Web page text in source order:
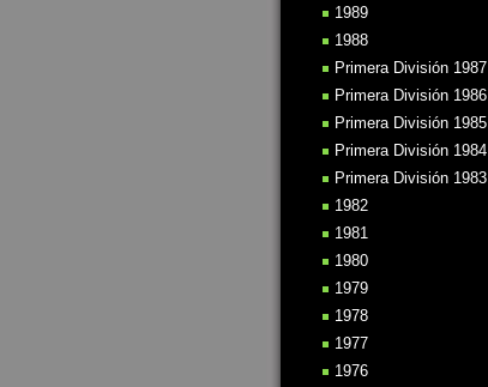
1989
1988
Primera División 1987
Primera División 1986
Primera División 1985
Primera División 1984
Primera División 1983
1982
1981
1980
1979
1978
1977
1976